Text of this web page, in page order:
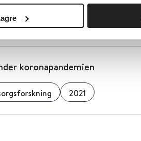
koronapandemien
2021